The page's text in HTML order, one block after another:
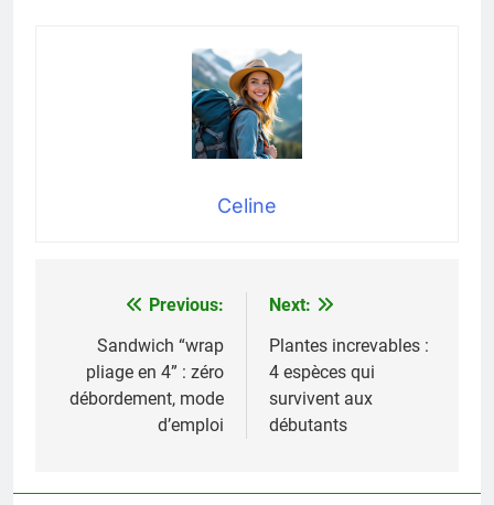
Celine
Navigation
l’article
Previous:
Sandwich “wrap
pliage en 4” : zéro
débordement, mode
d’emploi
Next:
Plantes increvables :
4 espèces qui
survivent aux
débutants